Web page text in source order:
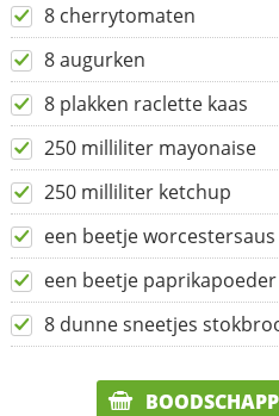
8 cherrytomaten
8 augurken
8 plakken raclette kaas
250 milliliter mayonaise
250 milliliter ketchup
een beetje worcestersaus
een beetje paprikapoeder
8 dunne sneetjes